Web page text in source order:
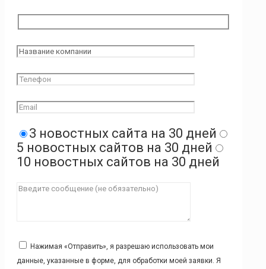
3 новостных сайта на 30 дней
5 новостных сайтов на 30 дней
10 новостных сайтов на 30 дней
Нажимая «Отправить», я разрешаю использовать мои
данные, указанные в форме, для обработки моей заявки. Я